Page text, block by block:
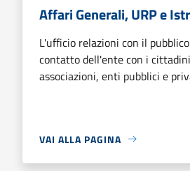
Affari Generali, URP e
L'ufficio relazioni con il
contatto dell'ente con i
associazioni, enti pubblici e
VAI ALLA PAGINA